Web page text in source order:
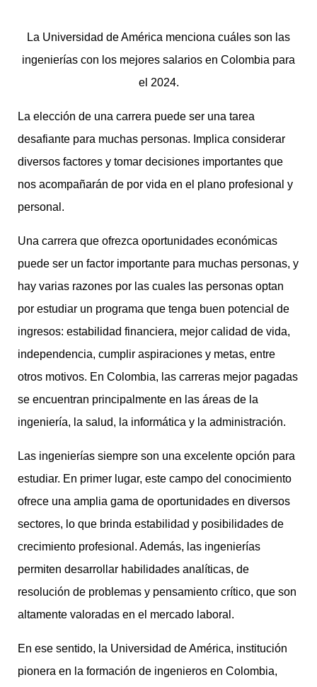
La Universidad de América menciona cuáles son las
ingenierías con los mejores salarios en Colombia para
el 2024.
La elección de una carrera puede ser una tarea
desafiante para muchas personas. Implica considerar
diversos factores y tomar decisiones importantes que
nos acompañarán de por vida en el plano profesional y
personal.
Una carrera que ofrezca oportunidades económicas
puede ser un factor importante para muchas personas, y
hay varias razones por las cuales las personas optan
por estudiar un programa que tenga buen potencial de
ingresos: estabilidad financiera, mejor calidad de vida,
independencia, cumplir aspiraciones y metas, entre
otros motivos. En Colombia, las carreras mejor pagadas
se encuentran principalmente en las áreas de la
ingeniería, la salud, la informática y la administración.
Las ingenierías siempre son una excelente opción para
estudiar. En primer lugar, este campo del conocimiento
ofrece una amplia gama de oportunidades en diversos
sectores, lo que brinda estabilidad y posibilidades de
crecimiento profesional. Además, las ingenierías
permiten desarrollar habilidades analíticas, de
resolución de problemas y pensamiento crítico, que son
altamente valoradas en el mercado laboral.
En ese sentido, la Universidad de América, institución
pionera en la formación de ingenieros en Colombia,